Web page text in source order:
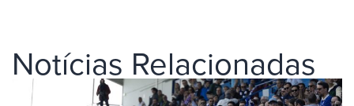
Notícias Relacionadas